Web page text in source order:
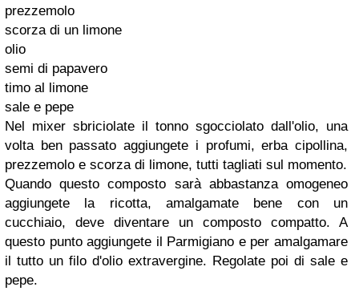
prezzemolo
scorza di un limone
olio
semi di papavero
timo al limone
sale e pepe
Nel mixer sbriciolate il tonno sgocciolato dall'olio, una
volta ben passato aggiungete i profumi, erba cipollina,
prezzemolo e scorza di limone, tutti tagliati sul momento.
Quando questo composto sarà abbastanza omogeneo
aggiungete la ricotta, amalgamate bene con un
cucchiaio, deve diventare un composto compatto. A
questo punto aggiungete il Parmigiano e per amalgamare
il tutto un filo d'olio extravergine. Regolate poi di sale e
pepe.